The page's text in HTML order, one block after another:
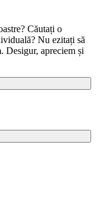
Căutați o
Nu ezitați să
Desigur, apreciem și